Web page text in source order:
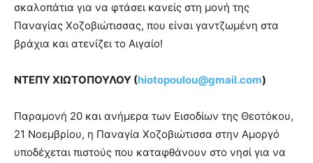
σκαλοπάτια για να φτάσει κανείς στη μονή της
Παναγίας Χοζοβιώτισσας, που είναι γαντζωμένη στα
βράχια και ατενίζει το Αιγαίο!
ΝΤΕΠΥ ΧΙΩΤΟΠΟΥΛΟΥ (hiotopoulou@gmail.com)
Παραμονή 20 και ανήμερα των Εισοδίων της Θεοτόκου,
21 Νοεμβρίου, η Παναγία Χοζοβιώτισσα στην Αμοργό
υποδέχεται πιστούς που καταφθάνουν στο νησί για να